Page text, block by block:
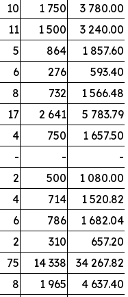
10 1 750
3 780.00
11 1 500
3 240.00
5 864
1 857.60
6 276
593.40
8 732
1 566.48
17 2 641
5 783.79
4 750
1 657.50
- -
-
2 500
1 080.00
4 714
1 520.82
6 786
1 682.04
2 310
657.20
75 14 338
34 267.82
8 1 965
4 637.40